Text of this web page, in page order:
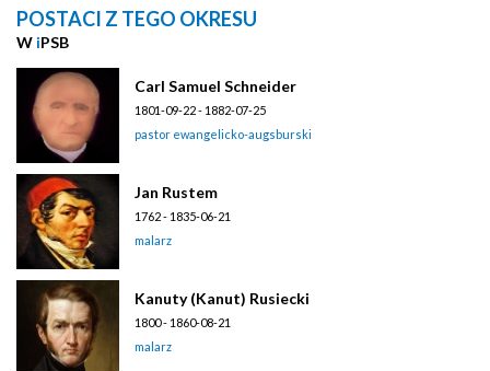
POSTACI Z TEGO OKRESU
W iPSB
Carl Samuel Schneider
1801-09-22 - 1882-07-25
pastor ewangelicko-augsburski
Jan Rustem
1762 - 1835-06-21
malarz
Kanuty (Kanut) Rusiecki
1800 - 1860-08-21
malarz